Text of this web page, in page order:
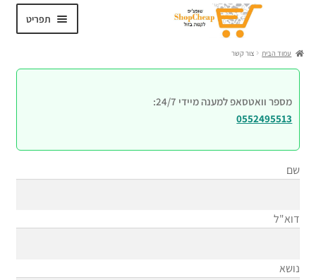
תפריט
עמוד הבית צור קשר
מספר וואטסאפ למענה מיידי 24/7:
0552495513
שם
דוא"ל
נושא